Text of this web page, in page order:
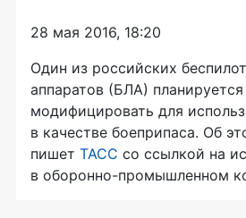
28 мая 2016, 18:20
Один из российских
аппаратов (БЛА) планируется
модифицировать для
в качестве боеприпаса. Об
пишет ТАСС со ссылкой на
в оборонно-промышленном